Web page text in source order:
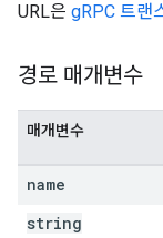
URL은 gRPC 트랜
경로 매개변수
매개변수
name
string